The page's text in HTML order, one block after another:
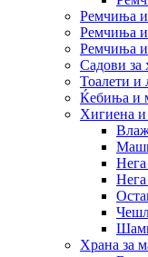
Ремчиња
Ремчиња
Ремчиња
Садови за
Тоалети и
Ќебиња и
Хигиена и
Нега
Храна за